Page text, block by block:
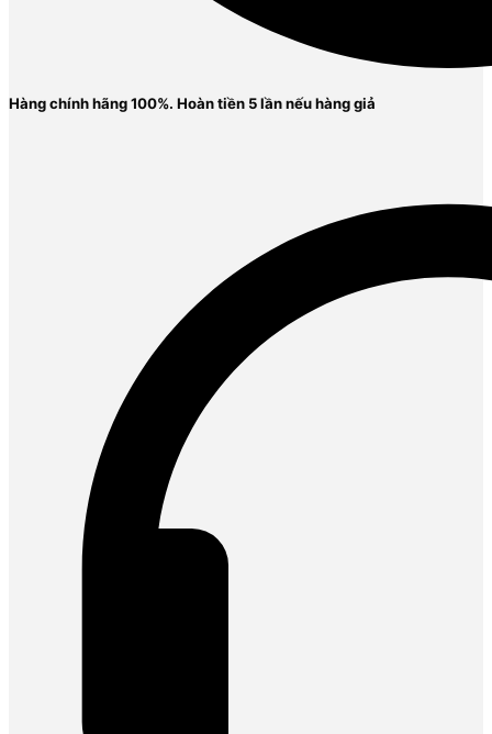
Hàng chính hãng 100%. Hoàn tiền 5 lần nếu hàng giả